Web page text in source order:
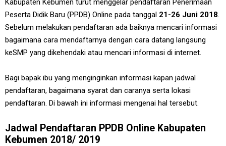
Kabupaten Kebumen turut menggelar pendaftaran Penerimaan
Peserta Didik Baru (PPDB) Online pada tanggal 21-26 Juni 2018.
Sebelum melakukan pendaftaran ada baiknya mencari informasi
bagaimana cara mendaftarnya dengan cara datang langsung
keSMP yang dikehendaki atau mencari informasi di internet.
Bagi bapak ibu yang menginginkan informasi kapan jadwal
pendaftaran, bagaimana syarat dan caranya serta lokasi
pendaftaran. Di bawah ini informasi mengenai hal tersebut.
Jadwal Pendaftaran PPDB Online Kabupaten
Kebumen 2018/ 2019